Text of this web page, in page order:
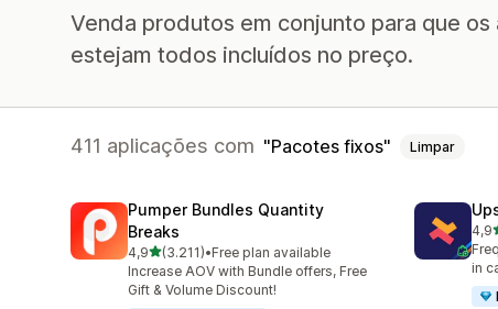
Venda produtos em conjunto para que
estejam todos incluídos no preço.
411 aplicações com Pacotes fixos Limpar
Pumper Bundles Quantity
Breaks
4,9de 5 estrelas
(3.211)
3211 total de avaliações
•Free plan available
Increase AOV with Bundle offers, Free
Gift & Volume Discount!
4,9
in